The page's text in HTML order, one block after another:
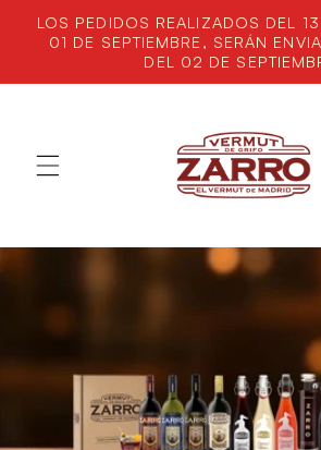
directamente
al contenido
LOS PEDIDOS REALIZADOS DEL
01 DE SEPTIEMBRE, SERÁN
DEL 02 DE